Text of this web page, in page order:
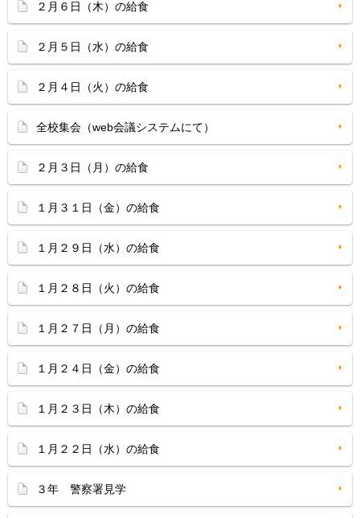
２月６日（木）の給食
２月５日（水）の給食
２月４日（火）の給食
全校集会（web会議システムにて）
２月３日（月）の給食
１月３１日（金）の給食
１月２９日（水）の給食
１月２８日（火）の給食
１月２７日（月）の給食
１月２４日（金）の給食
１月２３日（木）の給食
１月２２日（水）の給食
３年 警察署見学